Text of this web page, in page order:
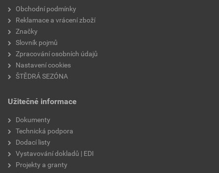
Velikost
hmotnost
typ výrobku
faktor difuzního odporu
materiálová báze
Obchodní podmínky
Reklamace a vrácení zboží
Značky
Slovník pojmů
Zpracování osobních údajů
Nastavení cookies
ŠTĚDRÁ SEZÓNA
Užitečné informace
Dokumenty
Technická podpora
Dodací listy
Vystavování dokladů | EDI
Projekty a granty